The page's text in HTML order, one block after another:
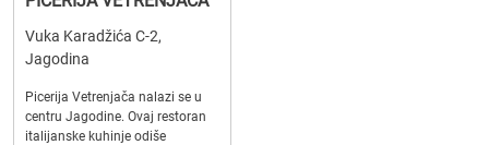
Vuka Karadžića C-2,
Jagodina
Picerija Vetrenjača nalazi se u
centru Jagodine. Ovaj restoran
italijanske kuhinje odiše